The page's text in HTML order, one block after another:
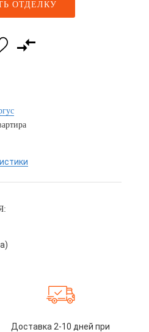
ОТДЕЛКУ
Доставка 2-10 дней при